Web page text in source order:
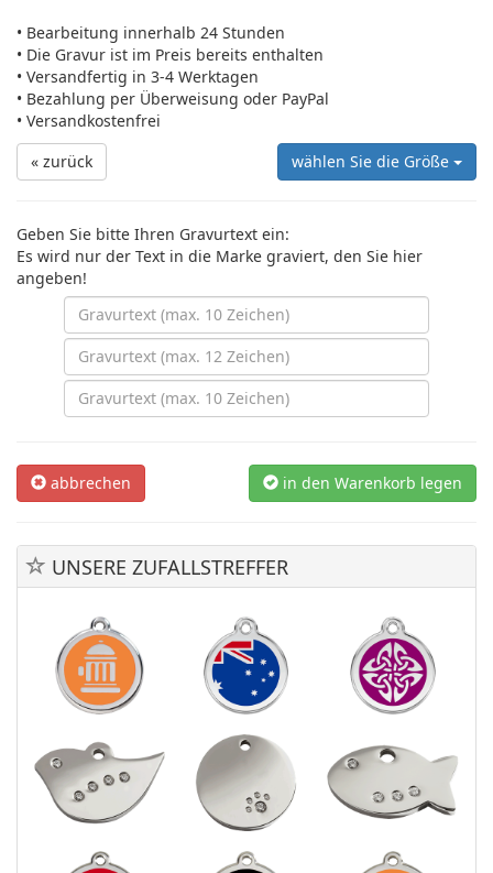
• Bearbeitung innerhalb 24 Stunden
• Die Gravur ist im Preis bereits enthalten
• Versandfertig in 3-4 Werktagen
• Bezahlung per Überweisung oder PayPal
• Versandkostenfrei
« zurück
wählen Sie die Größe
Geben Sie bitte Ihren Gravurtext ein:
Es wird nur der Text in die Marke graviert, den Sie hier
angeben!
abbrechen in den Warenkorb legen
UNSERE ZUFALLSTREFFER